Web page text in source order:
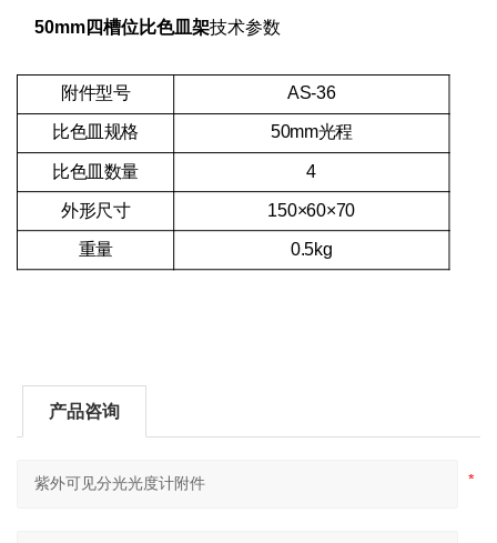
50mm四槽位比色皿架技术参数
附件型号 AS-36
比色皿规格 50mm光程
比色皿数量 4
外形尺寸 150×60×70
重量 0.5kg
产品咨询